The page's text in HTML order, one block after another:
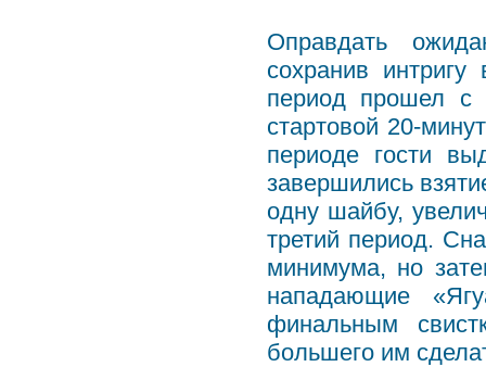
Оправдать
сохранив
период прошел с
стартовой 20-
периоде гости
завершились
одну шайбу,
третий период.
минимума, но
нападающие
финальным
большего им